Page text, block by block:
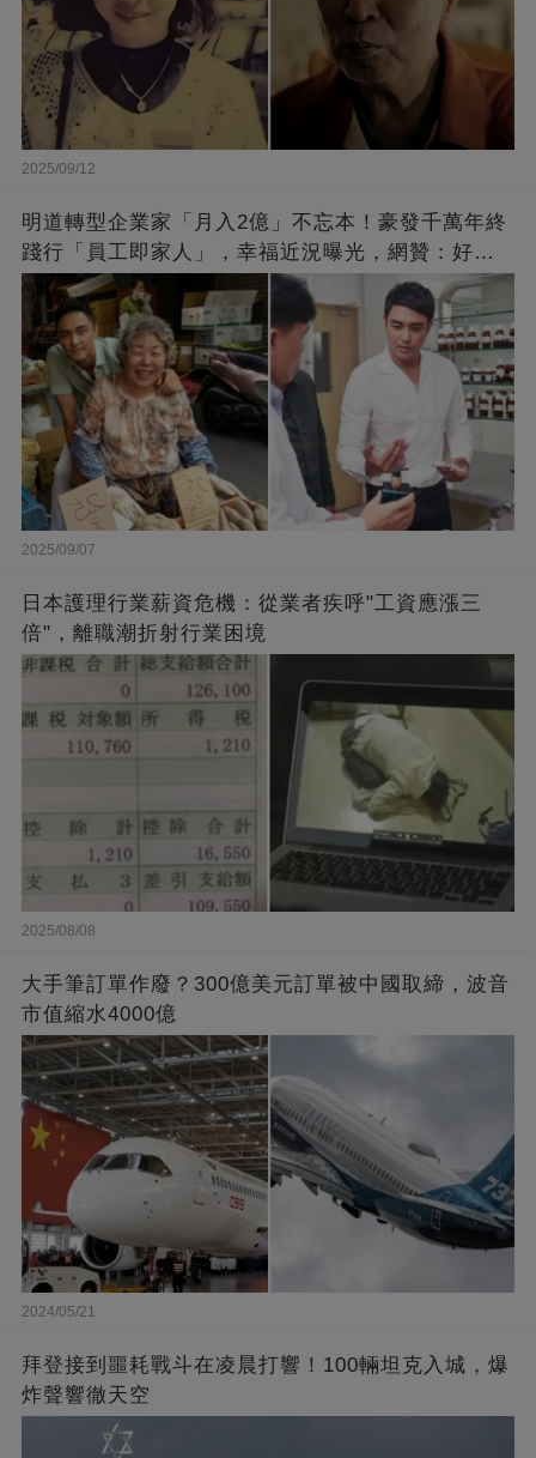
2025/09/12
明道轉型企業家「月入2億」不忘本！豪發千萬年終
踐行「員工即家人」，幸福近況曝光，網贊：好老
闆的福報
2025/09/07
日本護理行業薪資危機：從業者疾呼"工資應漲三
倍"，離職潮折射行業困境
2025/08/08
大手筆訂單作廢？300億美元訂單被中國取締，波音
市值縮水4000億
2024/05/21
拜登接到噩耗戰斗在凌晨打響！100輛坦克入城，爆
炸聲響徹天空